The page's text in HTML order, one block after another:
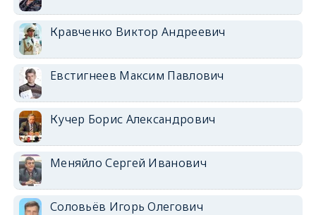
Кравченко Виктор Андреевич
Евстигнеев Максим Павлович
Кучер Борис Александрович
Меняйло Сергей Иванович
Соловьёв Игорь Олегович